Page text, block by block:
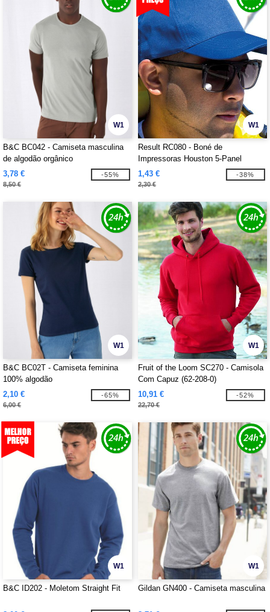
W1
B&C BC042 - Camiseta masculina
de algodão orgânico
3,78 €
8,50 €
-55%
W1
Result RC080 - Boné de
Impressoras Houston 5-Panel
1,43 €
2,30 €
-38%
W1
B&C BC02T - Camiseta feminina
100% algodão
2,10 €
6,00 €
-65%
W1
Fruit of the Loom SC270 - Camisola
Com Capuz (62-208-0)
10,91 €
22,70 €
-52%
W1
B&C ID202 - Moletom Straight Fit
W1
Gildan GN400 - Camiseta masculina